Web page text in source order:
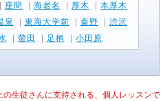
座間 海老名 厚木
本厚木
泉 東海大学前 秦野
渋沢
螢田 足柄 小田原
の生徒さんに支持される、個人レッスンで